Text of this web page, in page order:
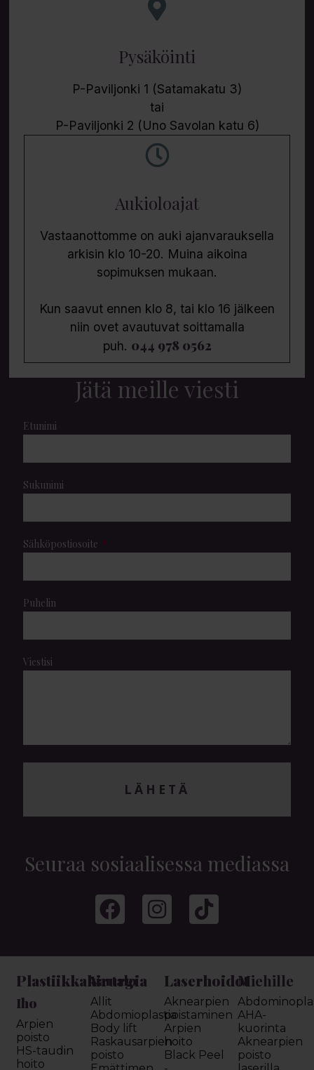
Pysäköinti
P-Paviljonki 1 (Satamakatu 3)
tai
P-Paviljonki 2 (Uno Savolan katu 6)
Aukioloajat
Vastaanottomme on auki ajanvarauksella
arkisin klo 10-20. Muina aikoina
sopimuksen mukaan.
Kun saavut ennen klo 8, tai klo 16 jälkeen
niin ovet avautuvat soittamalla
puh. 044 978 0562
Jätä meille viesti
Etunimi
Sukunimi
Sähköpostiosoite
Puhelin
Viestisi
LÄHETÄ
Seuraa sosiaalisessa mediassa
Plastiikkakirurgia
Iho
Arpien
poisto
HS-taudin
hoito
Vartalo
Allit
Abdomioplastia
Body lift
Raskausarpien
poisto
Laserhoidot
Aknearpien
poistaminen
Arpien
hoito
Black Peel
Miehille
AHA-
kuorinta
Aknearpien
poisto